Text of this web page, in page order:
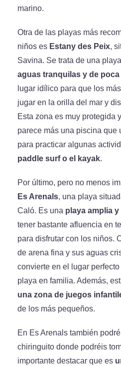
marino.
Otra de las playas más
niños es Estany des Peix,
Savina. Se trata de una
aguas tranquilas y de
lugar idílico para que los
jugar en la orilla del mar y
Esta zona es muy protegida
parece más una piscina que
para practicar algunas
paddle surf o el kayak.
Por último, pero no menos
Es Arenals, una playa
Caló. Es una playa amplia
tener bastante afluencia en
para disfrutar con los niños.
de arena fina y sus aguas
convierte en el lugar
playa en familia. Además,
una zona de juegos
de los más pequeños.
En Es Arenals también
chiringuito donde podréis
importante destacar que es